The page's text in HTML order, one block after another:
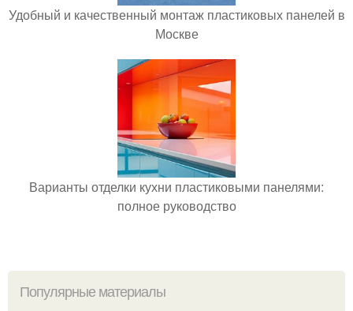
Удобный и качественный монтаж пластиковых панелей в
Москве
Варианты отделки кухни пластиковыми панелями:
полное руководство
Популярные материалы